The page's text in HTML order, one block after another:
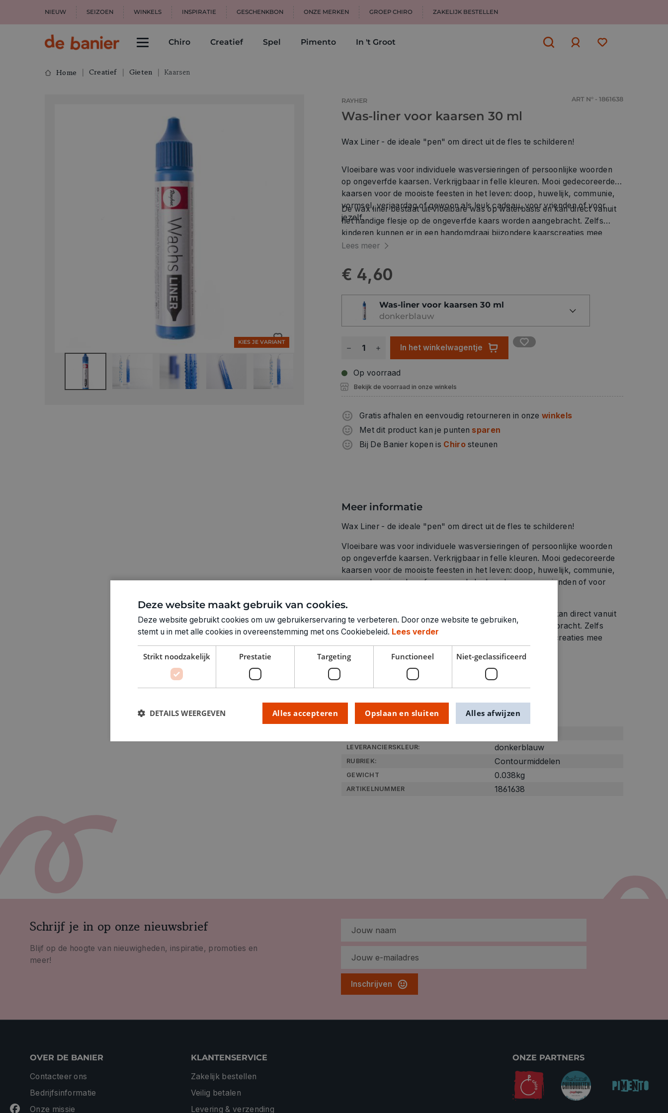
NIEUW SEIZOEN WINKELS INSPIRATIE GESCHENKBON ONZE MERKEN GROEP CHIRO ZAKELIJK BESTELLEN
Chiro Creatief Spel Pimento In 't Groot
Home Creatief Gieten Kaarsen
KIES JE VARIANT
RAYHER ART N° - 1861638
Was-liner voor kaarsen 30 ml
Wax Liner - de ideale "pen" om direct uit de fles te schilderen!
Vloeibare was voor individuele wasversieringen of persoonlijke woorden
op ongeverfde kaarsen. Verkrijgbaar in felle kleuren. Mooi gedecoreerde
kaarsen voor de mooiste feesten in het leven: doop, huwelijk, communie,
vormsel, verjaardag of gewoon als leuk cadeau, voor vrienden of voor
jezelf.
De wax liner bestaat uit vloeibare was op waterbasis en kan direct vanuit
het handige flesje op de ongeverfde kaars worden aangebracht. Zelfs
kinderen kunnen er in een handomdraai bijzondere kaarscreaties mee
maken! U zult versteld staan ​​hoe gemakkelijk het is.
Lees meer
€ 4,60
Was-liner voor kaarsen 30 ml
donkerblauw
In het winkelwagentje
Op voorraad
Bekijk de voorraad in onze winkels
Gratis afhalen en eenvoudig retourneren in onzewinkels
Met dit product kan je punten sparen
Bij De Banier kopen is Chirosteunen
Meer informatie
Wax Liner - de ideale "pen" om direct uit de fles te schilderen!
Vloeibare was voor individuele wasversieringen of persoonlijke woorden
op ongeverfde kaarsen. Verkrijgbaar in felle kleuren. Mooi gedecoreerde
kaarsen voor de mooiste feesten in het leven: doop, huwelijk, communie,
vormsel, verjaardag of gewoon als leuk cadeau, voor vrienden of voor
De wax liner bestaat uit vloeibare was op waterbasis en kan direct vanuit
het handige flesje op de ongeverfde kaars worden aangebracht. Zelfs
kinderen kunnen er in een handomdraai bijzondere kaarscreaties mee
Technische specificaties
LEVERANCIERSKLEUR: donkerblauw
RUBRIEK: Contourmiddelen
GEWICHT 0.038kg
ARTIKELNUMMER 1861638
Schrijf je in op onze nieuwsbrief
Blijf op de hoogte van nieuwigheden, inspiratie, promoties en
meer!
Inschrijven
OVER DE BANIER
Contacteer ons
Bedrijfsinformatie
Onze missie
KLANTENSERVICE
Zakelijk bestellen
Veilig betalen
Levering & verzending
ONZE PARTNERS
Deze website maakt gebruik van cookies.
Deze website gebruikt cookies om uw gebruikerservaring te verbeteren. Door onze website te gebruiken,
stemt u in met alle cookies in overeenstemming met ons Cookiebeleid. Lees verder
Strikt noodzakelijk Prestatie Targeting Functioneel Niet-geclassificeerd
Opslaan en sluiten
Alles accepteren Alles afwijzen
DETAILS WEERGEVEN